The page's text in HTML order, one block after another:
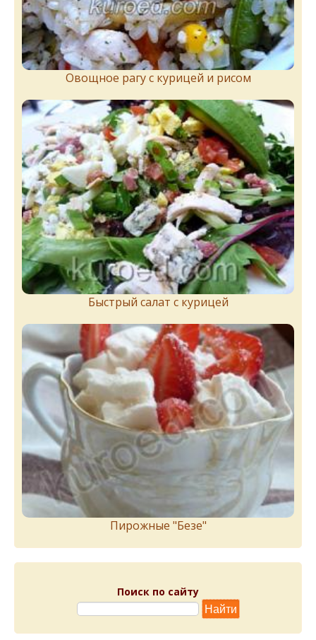
Овощное рагу с курицей и рисом
Быстрый салат с курицей
Пирожныe "Бeзe"
Поиск по сайту